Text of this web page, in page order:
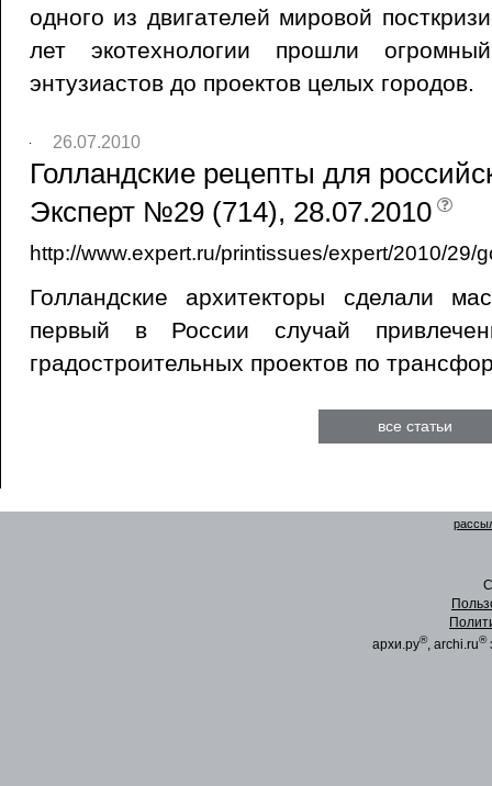
одного из двигателей мировой
лет экотехнологии прошли
энтузиастов до проектов целых городов.
26.07.2010
Голландские рецепты для
Эксперт №29 (714), 28.07.2010
http://www.expert.ru/printissues/expert/2010/29/
Голландские архитекторы сделали
первый в России случай
градостроительных проектов по
все статьи
архи.ру®, archi.ru®